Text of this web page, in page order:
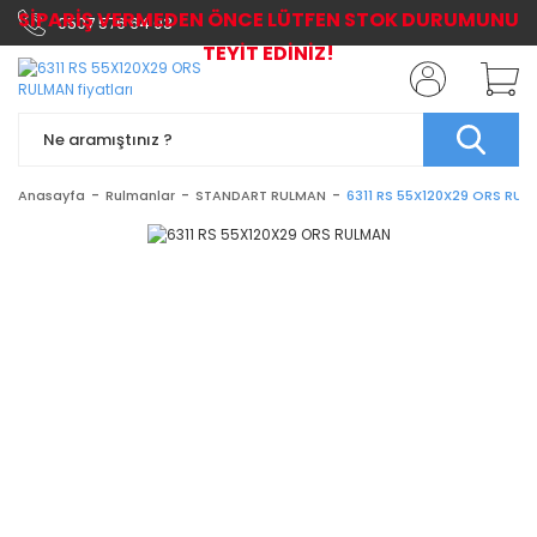
0507 576 64 03
Anasayfa Rulmanlar STANDART RULMAN 6311 RS 55X120X29 ORS
SİPARİŞ VERMEDEN ÖNCE LÜTFEN STOK DURUMUNU
TEYİT EDİNİZ!